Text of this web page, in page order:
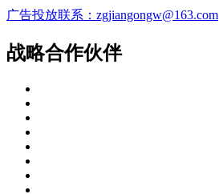
广告投放联系：zgjiangongw@163.com
战略合作伙伴